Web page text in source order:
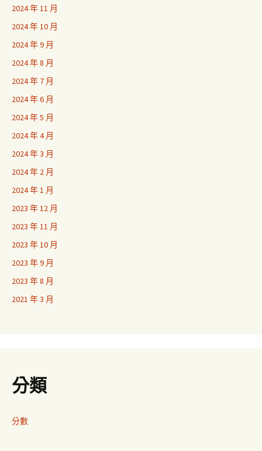
2024 年 11 月
2024 年 10 月
2024 年 9 月
2024 年 8 月
2024 年 7 月
2024 年 6 月
2024 年 5 月
2024 年 4 月
2024 年 3 月
2024 年 2 月
2024 年 1 月
2023 年 12 月
2023 年 11 月
2023 年 10 月
2023 年 9 月
2023 年 8 月
2021 年 3 月
分類
分數